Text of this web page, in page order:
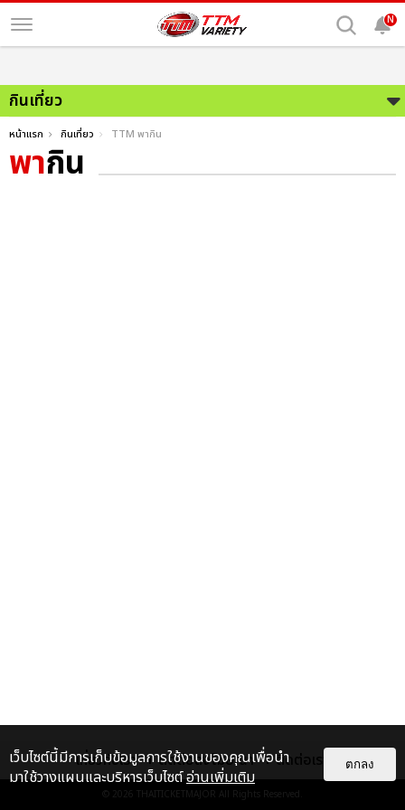
N
กินเที่ยว
หน้าแรก กินเที่ยว TTM พากิน
พากิน
เกี่ยวกับเรา ติดต่อลงโฆษณา ติดต่อเรา
© 2026 THAITICKETMAJOR All Rights Reserved.
เว็บไซต์นี้มีการเก็บข้อมูลการใช้งานของคุณเพื่อนำ
มาใช้วางแผนและบริหารเว็บไซต์อ่านเพิ่มเติม
ตกลง